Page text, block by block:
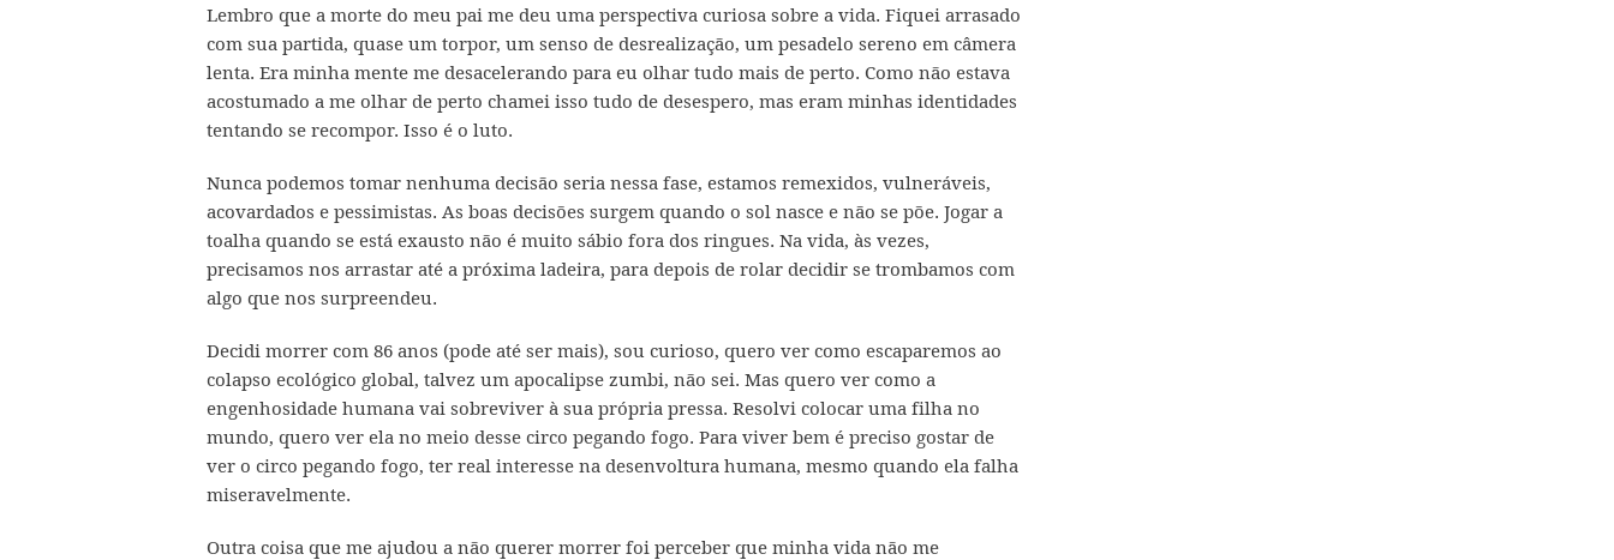
Lembro que a morte do meu pai me deu uma perspectiva curiosa sobre a vida. Fiquei arrasado
com sua partida, quase um torpor, um senso de desrealização, um pesadelo sereno em câmera
lenta. Era minha mente me desacelerando para eu olhar tudo mais de perto. Como não estava
acostumado a me olhar de perto chamei isso tudo de desespero, mas eram minhas identidades
tentando se recompor. Isso é o luto.
Nunca podemos tomar nenhuma decisão seria nessa fase, estamos remexidos, vulneráveis,
acovardados e pessimistas. As boas decisões surgem quando o sol nasce e não se põe. Jogar a
toalha quando se está exausto não é muito sábio fora dos ringues. Na vida, às vezes,
precisamos nos arrastar até a próxima ladeira, para depois de rolar decidir se trombamos com
algo que nos surpreendeu.
Decidi morrer com 86 anos (pode até ser mais), sou curioso, quero ver como escaparemos ao
colapso ecológico global, talvez um apocalipse zumbi, não sei. Mas quero ver como a
engenhosidade humana vai sobreviver à sua própria pressa. Resolvi colocar uma filha no
mundo, quero ver ela no meio desse circo pegando fogo. Para viver bem é preciso gostar de
ver o circo pegando fogo, ter real interesse na desenvoltura humana, mesmo quando ela falha
miseravelmente.
Outra coisa que me ajudou a não querer morrer foi perceber que minha vida não me